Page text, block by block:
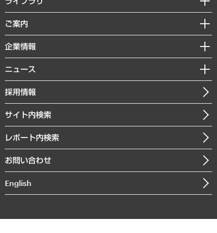
組織・人事戦略
デジタルイノベーション
共生・ダイバーシティ
GRC（ガバナンス・リスク・コンプライアンス）・防災（政策）
経済・産業・雇用・労働
まちづくり・観光・交通・スポーツ・スマートシティ
自然資源・農林水産業・食料システム
経済調査
レポート
コラム
経営用語集
受託・受注実績（官公庁関連）
メディア掲載・出演
ご案内
セミナー・イベント情報
MUFGビジネスセミナー
受託案件情報
企業情報
私たちの想い
社長メッセージ
会社概要
沿革
組織図・本部部室紹介
インドネシア現地法人
個人情報保護方針
ニュース
ニュースリリース
お知らせ
採用情報
サイト内検索
レポート内検索
お問い合わせ
English